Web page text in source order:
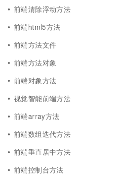
前端清除浮动方法
前端html5方法
前端方法文件
前端方法对象
前端对象方法
视觉智能前端方法
前端array方法
前端数组迭代方法
前端垂直居中方法
前端控制台方法